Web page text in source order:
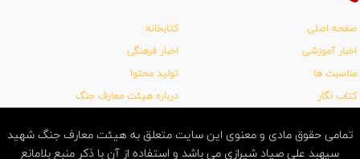
صفحه اصلی
کتابخانه
اخبار آموزشی
اخبار فرهنگی
مناسبت ها
تولید محتوا
کتاب نگار
درباره هیئت معارف جنگ
تمامی حقوق مادی و معنوی این سایت متعلق به هیئت معارف جنگ شهید
سپهبد علی صیاد شیرازی می باشد و استفاده از آن با ذکر منبع بلامانع